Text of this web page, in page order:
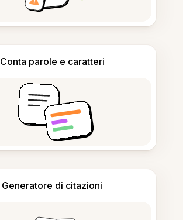
Conta parole e caratteri
Generatore di citazioni